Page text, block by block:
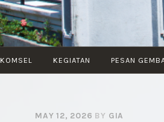
KOMSEL KEGIATAN PESAN
MAY 12, 2026 BY GIA